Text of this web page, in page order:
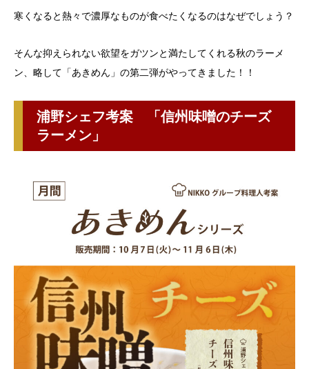
寒くなると熱々で濃厚なものが食べたくなるのはなぜでしょう？
そんな抑えられない欲望をガツンと満たしてくれる秋のラーメ
ン、略して「あきめん」の第二弾がやってきました！！
浦野シェフ考案 「信州味噌のチーズ
ラーメン」